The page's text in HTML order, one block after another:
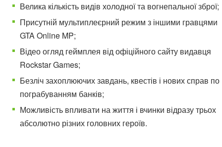
Велика кількість видів холодної та вогнепальної зброї;
Присутній мультиплеєрний режим з іншими гравцями
GTA Online MP;
Відео огляд геймплея від офіційного сайту видавця
Rockstar Games;
Безліч захоплюючих завдань, квестів і нових справ по
пограбуванням банків;
Можливість впливати на життя і вчинки відразу трьох
абсолютно різних головних героїв.